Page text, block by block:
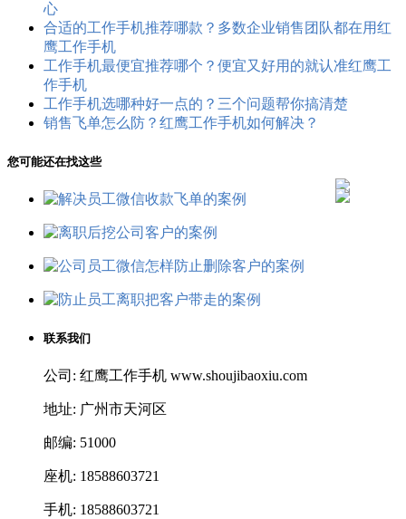
心
合适的工作手机推荐哪款？多数企业销售团队都在用红
鹰工作手机
工作手机最便宜推荐哪个？便宜又好用的就认准红鹰工
作手机
工作手机选哪种好一点的？三个问题帮你搞清楚
销售飞单怎么防？红鹰工作手机如何解决？
您可能还在找这些
联系我们
公司: 红鹰工作手机 www.shoujibaoxiu.com
地址: 广州市天河区
邮编: 51000
座机: 18588603721
手机: 18588603721